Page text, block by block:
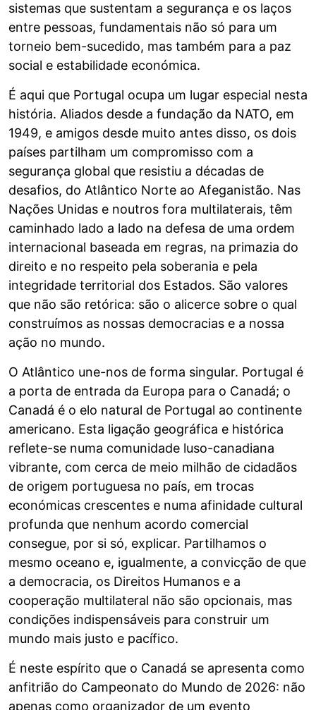
sistemas que sustentam a segurança e os laços
entre pessoas, fundamentais não só para um
torneio bem-sucedido, mas também para a paz
social e estabilidade económica.
É aqui que Portugal ocupa um lugar especial nesta
história. Aliados desde a fundação da NATO, em
1949, e amigos desde muito antes disso, os dois
países partilham um compromisso com a
segurança global que resistiu a décadas de
desafios, do Atlântico Norte ao Afeganistão. Nas
Nações Unidas e noutros fora multilaterais, têm
caminhado lado a lado na defesa de uma ordem
internacional baseada em regras, na primazia do
direito e no respeito pela soberania e pela
integridade territorial dos Estados. São valores
que não são retórica: são o alicerce sobre o qual
construímos as nossas democracias e a nossa
ação no mundo.
O Atlântico une-nos de forma singular. Portugal é
a porta de entrada da Europa para o Canadá; o
Canadá é o elo natural de Portugal ao continente
americano. Esta ligação geográfica e histórica
reflete-se numa comunidade luso-canadiana
vibrante, com cerca de meio milhão de cidadãos
de origem portuguesa no país, em trocas
económicas crescentes e numa afinidade cultural
profunda que nenhum acordo comercial
consegue, por si só, explicar. Partilhamos o
mesmo oceano e, igualmente, a convicção de que
a democracia, os Direitos Humanos e a
cooperação multilateral não são opcionais, mas
condições indispensáveis para construir um
mundo mais justo e pacífico.
É neste espírito que o Canadá se apresenta como
anfitrião do Campeonato do Mundo de 2026: não
apenas como organizador de um evento